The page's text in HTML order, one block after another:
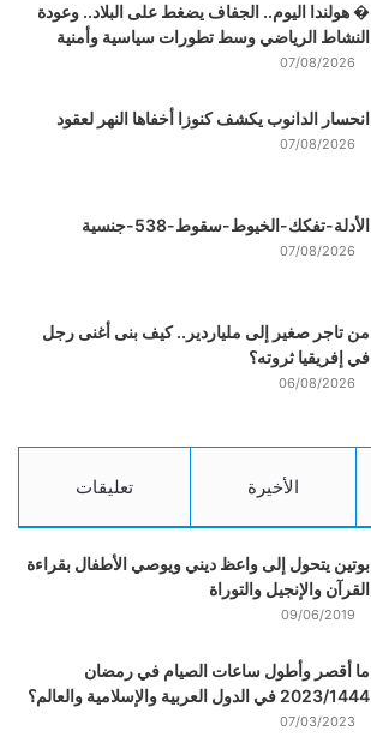
� هولندا اليوم.. الجفاف يضغط على البلاد.. وعودة
النشاط الرياضي وسط تطورات سياسية وأمنية
07/08/2026
انحسار الدانوب يكشف كنوزا أخفاها النهر لعقود
07/08/2026
الأدلة-تفكك-الخيوط-سقوط-538-جنسية
07/08/2026
من تاجر صغير إلى ملياردير.. كيف بنى أغنى رجل
في إفريقيا ثروته؟
06/08/2026
الأخيرة تعليقات
بوتين يتحول إلى واعظ ديني ويوصي الأطفال بقراءة
القرآن والإنجيل والتوراة
09/06/2019
ما أقصر وأطول ساعات الصيام في رمضان
2023/1444 في الدول العربية والإسلامية والعالم؟
07/03/2023